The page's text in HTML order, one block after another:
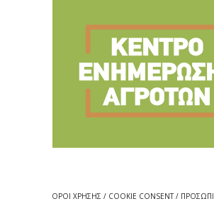
ΟΡΟΙ ΧΡΗΣΗΣ / COOKIE CONSENT /